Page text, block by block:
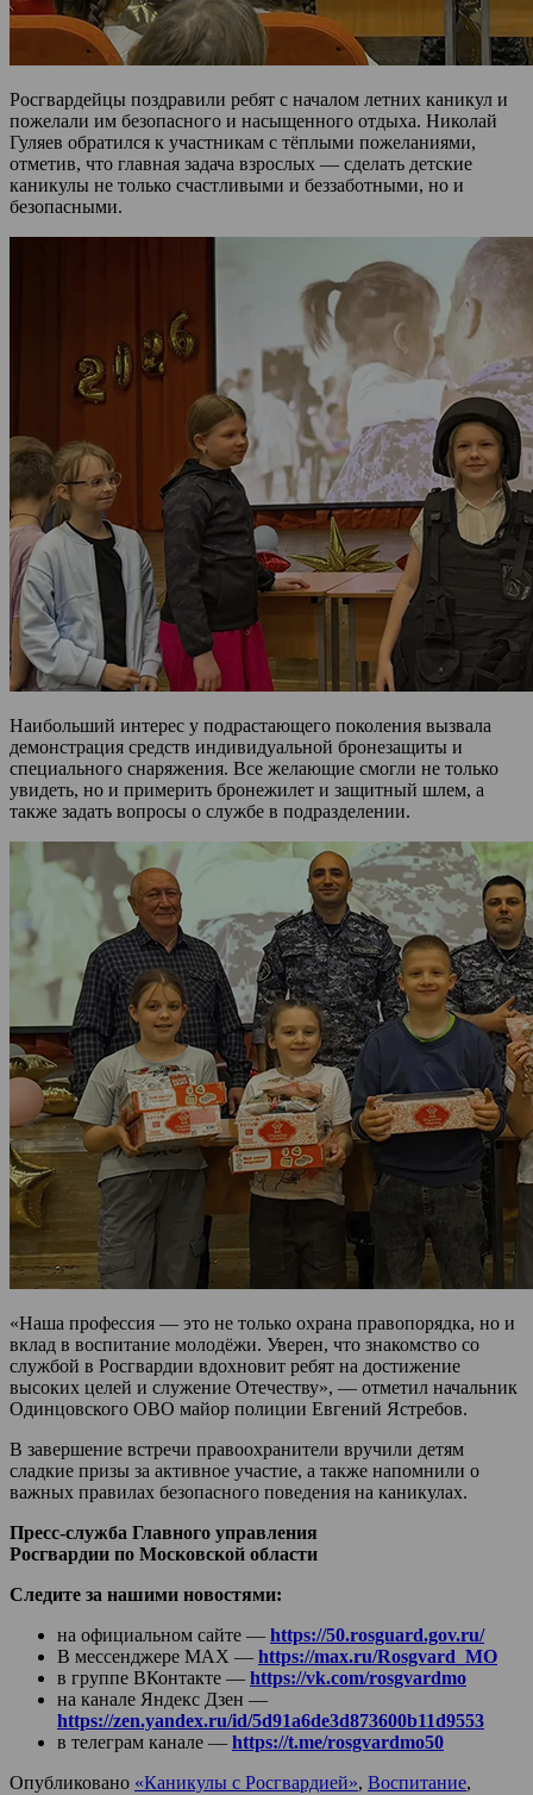
Росгвардейцы поздравили ребят с началом летних каникул и
пожелали им безопасного и насыщенного отдыха. Николай
Гуляев обратился к участникам с тёплыми пожеланиями,
отметив, что главная задача взрослых — сделать детские
каникулы не только счастливыми и беззаботными, но и
безопасными.
Наибольший интерес у подрастающего поколения вызвала
демонстрация средств индивидуальной бронезащиты и
специального снаряжения. Все желающие смогли не только
увидеть, но и примерить бронежилет и защитный шлем, а
также задать вопросы о службе в подразделении.
«Наша профессия — это не только охрана правопорядка, но и
вклад в воспитание молодёжи. Уверен, что знакомство со
службой в Росгвардии вдохновит ребят на достижение
высоких целей и служение Отечеству», — отметил начальник
Одинцовского ОВО майор полиции Евгений Ястребов.
В завершение встречи правоохранители вручили детям
сладкие призы за активное участие, а также напомнили о
важных правилах безопасного поведения на каникулах.
Пресс-служба Главного управления
Росгвардии по Московской области
Следите за нашими новостями:
на официальном сайте — https://50.rosguard.gov.ru/
В мессенджере МАХ — https://max.ru/Rosgvard_MO
в группе ВКонтакте — https://vk.com/rosgvardmo
на канале Яндекс Дзен —
https://zen.yandex.ru/id/5d91a6de3d873600b11d9553
в телеграм канале — https://t.me/rosgvardmo50
Опубликовано «Каникулы с Росгвардией», Воспитание,